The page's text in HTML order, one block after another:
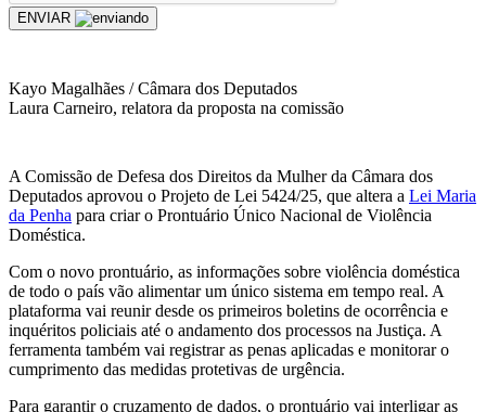
ENVIAR
Kayo Magalhães / Câmara dos Deputados
Laura Carneiro, relatora da proposta na comissão
A Comissão de Defesa dos Direitos da Mulher da Câmara dos
Deputados aprovou o Projeto de Lei 5424/25, que altera a Lei Maria
da Penha para criar o Prontuário Único Nacional de Violência
Doméstica.
Com o novo prontuário, as informações sobre violência doméstica
de todo o país vão alimentar um único sistema em tempo real. A
plataforma vai reunir desde os primeiros boletins de ocorrência e
inquéritos policiais até o andamento dos processos na Justiça. A
ferramenta também vai registrar as penas aplicadas e monitorar o
cumprimento das medidas protetivas de urgência.
Para garantir o cruzamento de dados, o prontuário vai interligar as